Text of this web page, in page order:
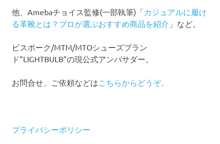
他、Amebaチョイス監修(一部執筆)「カジュアルに履け
る革靴とは？プロが選ぶおすすめ商品を紹介 」など。
ビスポーク/MTM/MTOシューズブラン
ド”LIGHTBULB”の現公式アンバサダー。
お問合せ、ご依頼などはこちらからどうぞ。
プライバシーポリシー